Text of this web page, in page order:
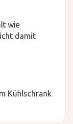
wie
damit
Kühlschrank